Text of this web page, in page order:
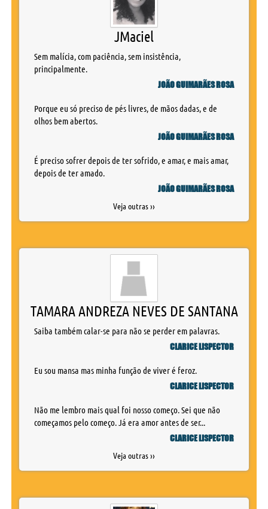
JMaciel
Sem malícia, com paciência, sem insistência,
principalmente.
JOÃO GUIMARÃES ROSA
Porque eu só preciso de pés livres, de mãos dadas, e de
olhos bem abertos.
JOÃO GUIMARÃES ROSA
É preciso sofrer depois de ter sofrido, e amar, e mais amar,
depois de ter amado.
JOÃO GUIMARÃES ROSA
Veja outras ››
TAMARA ANDREZA NEVES DE SANTANA
Saiba também calar-se para não se perder em palavras.
CLARICE LISPECTOR
Eu sou mansa mas minha função de viver é feroz.
CLARICE LISPECTOR
Não me lembro mais qual foi nosso começo. Sei que não
começamos pelo começo. Já era amor antes de ser...
CLARICE LISPECTOR
Veja outras ››